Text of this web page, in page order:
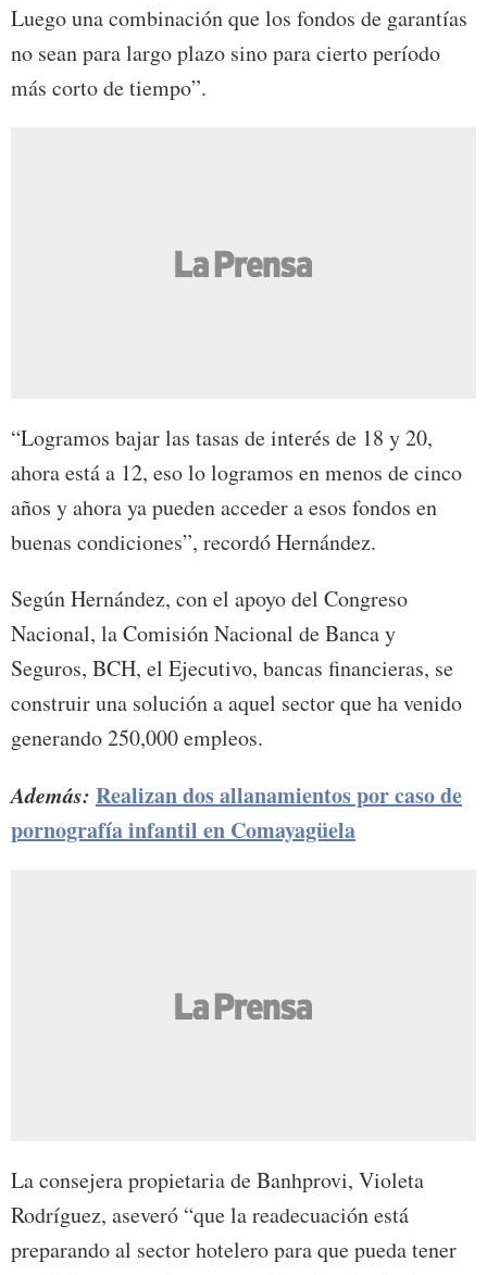
Luego una combinación que los fondos de garantías
no sean para largo plazo sino para cierto período
más corto de tiempo”.
“Logramos bajar las tasas de interés de 18 y 20,
ahora está a 12, eso lo logramos en menos de cinco
años y ahora ya pueden acceder a esos fondos en
buenas condiciones”, recordó Hernández.
Según Hernández, con el apoyo del Congreso
Nacional, la Comisión Nacional de Banca y
Seguros, BCH, el Ejecutivo, bancas financieras, se
construir una solución a aquel sector que ha venido
generando 250,000 empleos.
Además: Realizan dos allanamientos por caso de
pornografía infantil en Comayagüela
La consejera propietaria de Banhprovi, Violeta
Rodríguez, aseveró “que la readecuación está
preparando al sector hotelero para que pueda tener